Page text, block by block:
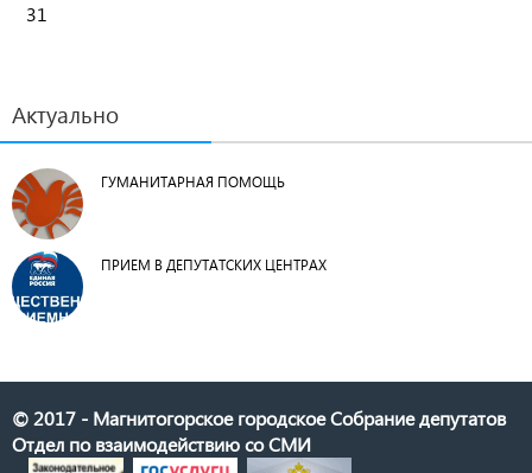
31
Актуально
ГУМАНИТАРНАЯ ПОМОЩЬ
ПРИЕМ В ДЕПУТАТСКИХ ЦЕНТРАХ
© 2017 - Магнитогорское городское Собрание депутатов
Отдел по взаимодействию со СМИ